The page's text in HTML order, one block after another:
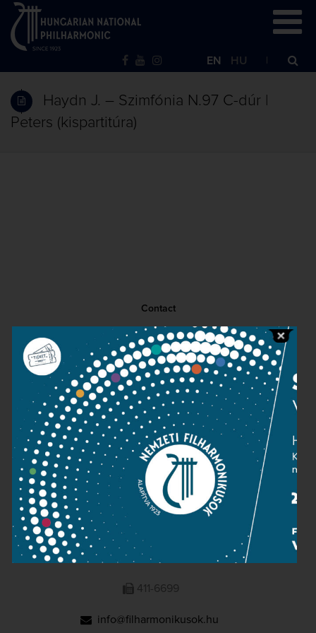
EN HU
Haydn J. – Szimfónia N.97 C-dúr |
Peters (kispartitúra)
Contact
Public information
Press room
Terms and privacy
Imprint
NATIONAL PHILHARMONIC
1095 Budapest, Komor Marcell u. 1. (Müpa)
411-6600
411-6699
info@filharmonikusok.hu